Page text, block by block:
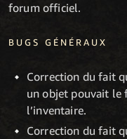
forum officiel.
BUGS GÉNÉRAUX
Correction du fait
un objet pouvait le
l’inventaire.
Correction du fait